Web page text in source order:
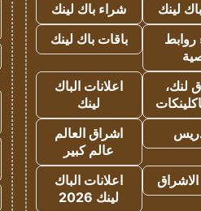
لينك
شراء باك لينك
روابط
باقات باك لينك
لنك،
اعلانات الباك
لينك
اشراق العالم
عالم كبير
اعلانات الباك
لينك 2026